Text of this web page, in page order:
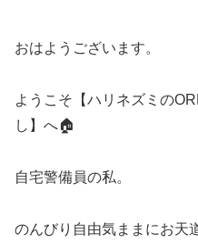
おはようございます。
ようこそ【ハリネズミの
し】へ🏠
自宅警備員の私。
のんびり自由気ままにお天